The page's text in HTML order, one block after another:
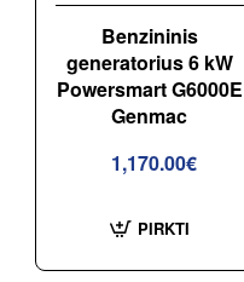
Benzininis
generatorius 6 kW
Powersmart G6000E
Genmac
1,170.00€
PIRKTI